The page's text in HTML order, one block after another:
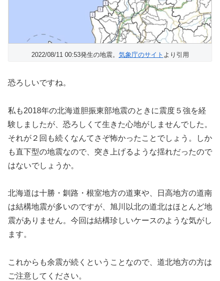
2022/08/11 00:53発生の地震。 気象庁のサイト より引用
恐ろしいですね。
私も2018年の北海道胆振東部地震のときに震度５強を経
験しましたが、恐ろしくて生きた心地がしませんでした。
それが２回も続くなんてさぞ怖かったことでしょう。しか
も直下型の地震なので、突き上げるような揺れだったので
はないでしょうか。
北海道は十勝・釧路・根室地方の道東や、日高地方の道南
は結構地震が多いのですが、旭川以北の道北はほとんど地
震がありません。今回は結構珍しいケースのような気がし
ます。
これからも余震が続くということなので、道北地方の方は
ご注意してください。